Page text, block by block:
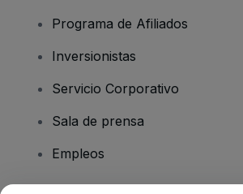
Programa de Afiliados
Inversionistas
Servicio Corporativo
Sala de prensa
Empleos